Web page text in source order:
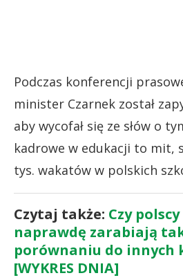
Podczas konferencji
minister Czarnek został
aby wycofał się ze słów o
kadrowe w edukacji to mit,
tys. wakatów w polskich
Czytaj także: Czy
naprawdę zarabiają
porównaniu do innych
[WYKRES DNIA]